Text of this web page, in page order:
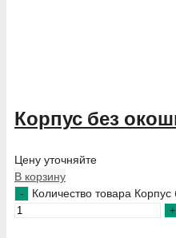
Корпус без
Цену уточняйте
В корзину
Количество товара Корпус